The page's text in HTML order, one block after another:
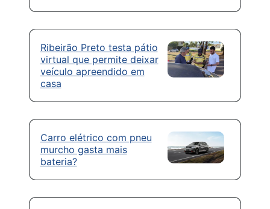
Ribeirão Preto testa pátio
virtual que permite deixar
veículo apreendido em
casa
Carro elétrico com pneu
murcho gasta mais
bateria?